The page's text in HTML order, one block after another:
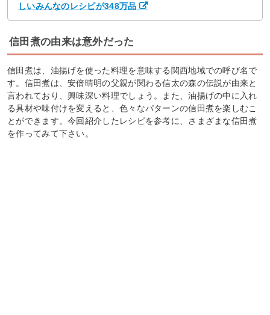
しいみんなのレシピが348万品
信田煮の由来は意外だった
信田煮は、油揚げを使った料理を意味する関西地域での呼び名で
す。信田煮は、安倍晴明の父親が関わる信太の森の伝説が由来と
言われており、興味深い料理でしょう。また、油揚げの中に入れ
る具材や味付けを変えると、色々なパターンの信田煮を楽しむこ
とができます。今回紹介したレシピを参考に、さまざまな信田煮
を作ってみて下さい。